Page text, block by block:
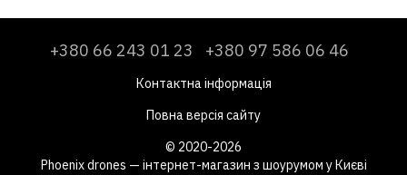
+380 66 243 01 23 +380 97 586 06 46
Контактна інформація
Повна версія сайту
© 2020-2026
Phoenix drones — інтернет-магазин з шоурумом у Києві